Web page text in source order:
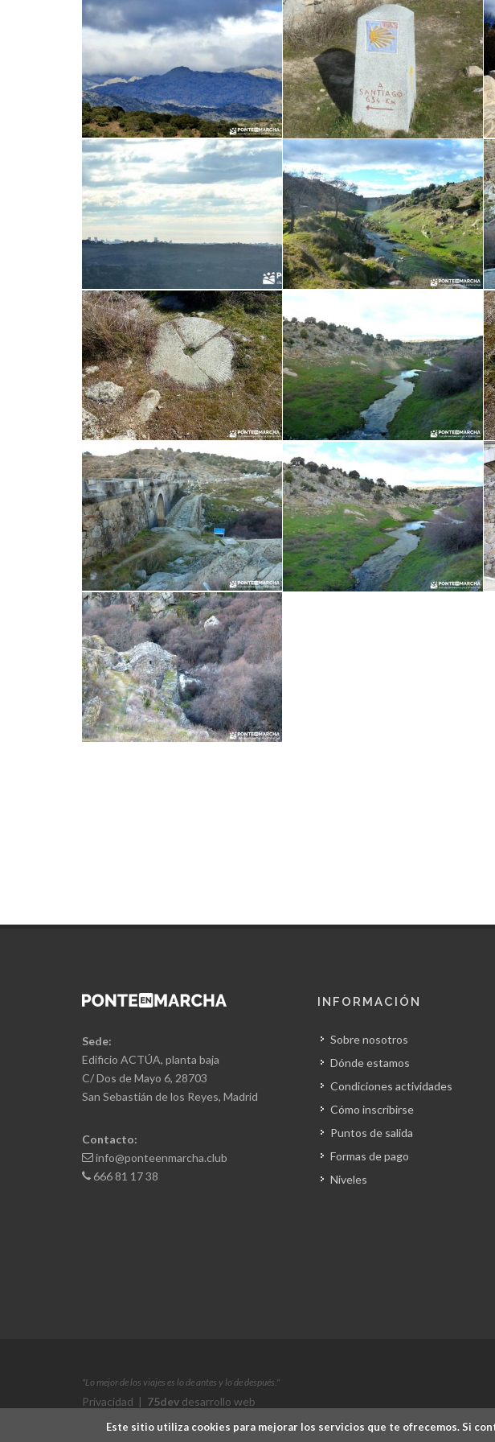
Sede:
Edificio ACTÚA, planta baja
C/ Dos de Mayo 6, 28703
San Sebastián de los Reyes, Madrid
Contacto:
info@ponteenmarcha.club
666 81 17 38
INFORMACIÓN
Sobre nosotros
Dónde estamos
Condiciones actividades
Cómo inscribirse
Puntos de salida
Formas de pago
Niveles
"Lo mejor de los viajes es lo de antes y lo de después."
Privacidad | 75dev desarrollo web
Este sitio utiliza cookies para mejorar los servicios que te ofrecemos. Si